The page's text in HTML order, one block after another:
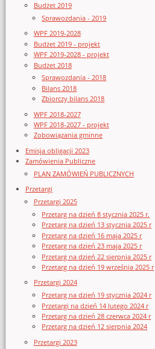
Budżet 2019
Sprawozdania - 2019
WPF 2019-2028
Budżet 2019 - projekt
WPF 2019-2028 - projekt
Budżet 2018
Sprawozdania - 2018
Bilans 2018
Zbiorczy bilans 2018
WPF 2018-2027
WPF 2018-2027 - projekt
Zobowiązania gminne
Emisja obligacji 2023
Zamówienia Publiczne
PLAN ZAMÓWIEŃ PUBLICZNYCH
Przetargi
Przetargi 2025
Przetarg na dzień 8 stycznia 2025 r.
Przetarg na dzień 13 stycznia 2025 r
Przetarg na dzień 16 maja 2025 r
Przetarg na dzień 23 maja 2025 r
Przetarg na dzień 22 sierpnia 2025 r
Przetarg na dzień 19 września 2025 r
Przetargi 2024
Przetarg na dzień 19 stycznia 2024 r
Przetargi na dzień 14 lutego 2024 r
Przetarg na dzień 28 czerwca 2024 r
Przetarg na dzień 12 sierpnia 2024
Przetargi 2023